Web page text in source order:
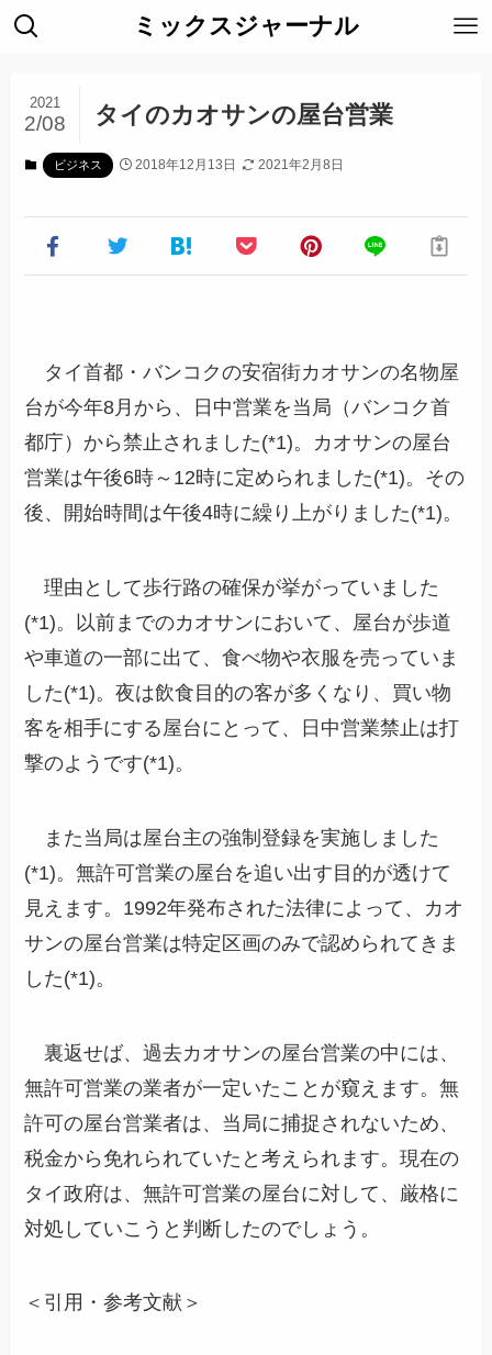
ミックスジャーナル
タイのカオサンの屋台営業
2021
2/08
ビジネス 2018年12月13日 2021年2月8日
タイ首都・バンコクの安宿街カオサンの名物屋
台が今年8月から、日中営業を当局（バンコク首
都庁）から禁止されました(*1)。カオサンの屋台
営業は午後6時～12時に定められました(*1)。その
後、開始時間は午後4時に繰り上がりました(*1)。
理由として歩行路の確保が挙がっていました
(*1)。以前までのカオサンにおいて、屋台が歩道
や車道の一部に出て、食べ物や衣服を売っていま
した(*1)。夜は飲食目的の客が多くなり、買い物
客を相手にする屋台にとって、日中営業禁止は打
撃のようです(*1)。
また当局は屋台主の強制登録を実施しました
(*1)。無許可営業の屋台を追い出す目的が透けて
見えます。1992年発布された法律によって、カオ
サンの屋台営業は特定区画のみで認められてきま
した(*1)。
裏返せば、過去カオサンの屋台営業の中には、
無許可営業の業者が一定いたことが窺えます。無
許可の屋台営業者は、当局に捕捉されないため、
税金から免れられていたと考えられます。現在の
タイ政府は、無許可営業の屋台に対して、厳格に
対処していこうと判断したのでしょう。
＜引用・参考文献＞